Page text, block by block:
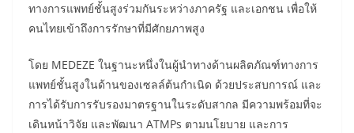
ทางการแพทย์ชั้นสูงร่วมกันระหว่างภาครัฐ และเอกชน เพื่อให้
คนไทยเข้าถึงการรักษาที่มีศักยภาพสูง
โดย MEDEZE ในฐานะหนึ่งในผู้นำทางด้านผลิตภัณฑ์ทางการ
แพทย์ชั้นสูงในด้านของเซลล์ต้นกำเนิด ด้วยประสบการณ์ และ
การได้รับการรับรองมาตรฐานในระดับสากล มีความพร้อมที่จะ
เดินหน้าวิจัย และพัฒนา ATMPs ตามนโยบาย และการ